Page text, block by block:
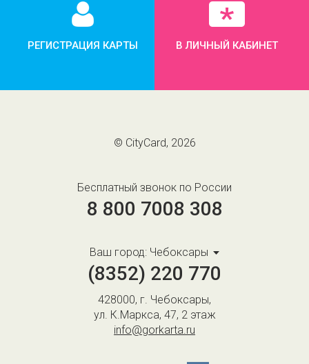
РЕГИСТРАЦИЯ КАРТЫ В ЛИЧНЫЙ КАБИНЕТ
© CityCard, 2026
Бесплатный звонок по России
8 800 7008 308
Ваш город: Чебоксары
(8352) 220 770
428000, г. Чебоксары,
ул. К.Маркса, 47, 2 этаж
info@gorkarta.ru